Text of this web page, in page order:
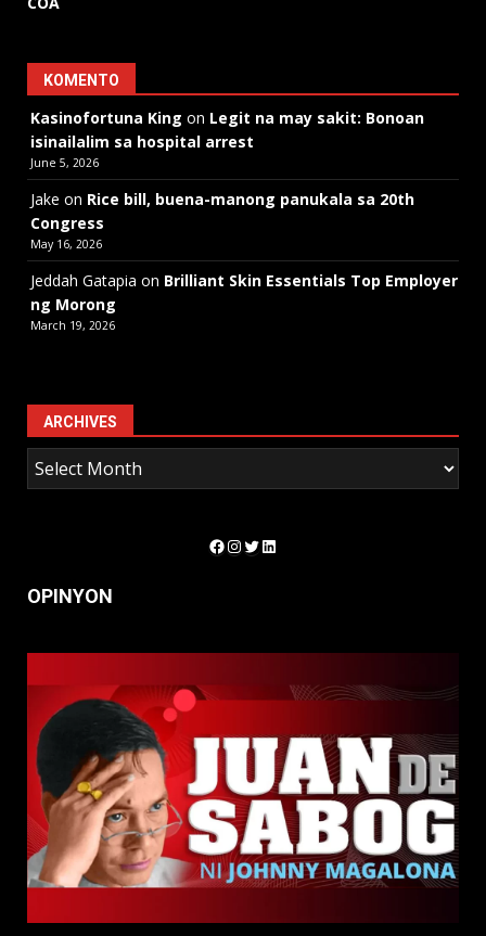
KOMENTO
Kasinofortuna King on Legit na may sakit: Bonoan
isinailalim sa hospital arrest
June 5, 2026
Jake on Rice bill, buena-manong panukala sa 20th
Congress
May 16, 2026
Jeddah Gatapia on Brilliant Skin Essentials Top Employer
ng Morong
March 19, 2026
ARCHIVES
Facebook
Instagram
Twitter
LinkedIn
OPINYON